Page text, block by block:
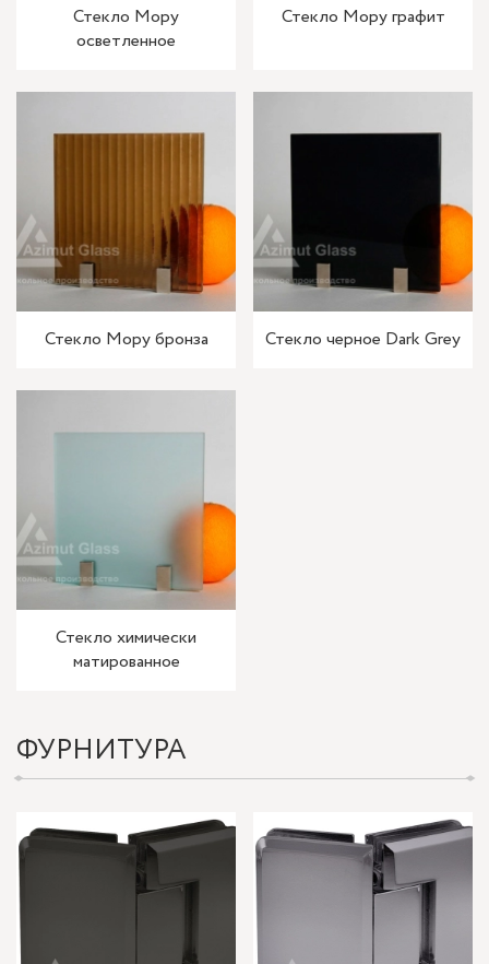
Стекло Мору
осветленное
Стекло Мору графит
Стекло Мору бронза Стекло черное Dark Grey
Стекло химически
матированное
ФУРНИТУРА